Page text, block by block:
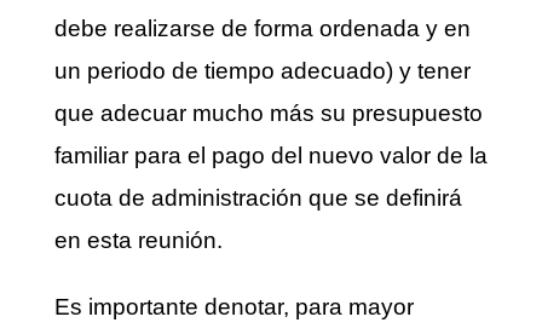
debe realizarse de forma ordenada y en
un periodo de tiempo adecuado) y tener
que adecuar mucho más su presupuesto
familiar para el pago del nuevo valor de la
cuota de administración que se definirá
en esta reunión.
Es importante denotar, para mayor